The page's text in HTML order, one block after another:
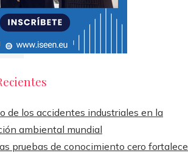
de los accidentes industriales en la
ambiental mundial
pruebas de conocimiento cero